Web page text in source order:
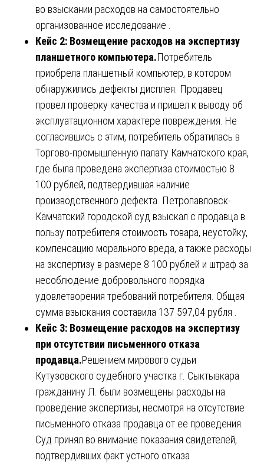
во взыскании расходов на самостоятельно
организованное исследование .
Кейс 2: Возмещение расходов на экспертизу
планшетного компьютера.Потребитель
приобрела планшетный компьютер, в котором
обнаружились дефекты дисплея. Продавец
провел проверку качества и пришел к выводу об
эксплуатационном характере повреждения. Не
согласившись с этим, потребитель обратилась в
Торгово-промышленную палату Камчатского края,
где была проведена экспертиза стоимостью 8
100 рублей, подтвердившая наличие
производственного дефекта. Петропавловск-
Камчатский городской суд взыскал с продавца в
пользу потребителя стоимость товара, неустойку,
компенсацию морального вреда, а также расходы
на экспертизу в размере 8 100 рублей и штраф за
несоблюдение добровольного порядка
удовлетворения требований потребителя. Общая
сумма взыскания составила 137 597,04 рубля .
Кейс 3: Возмещение расходов на экспертизу
при отсутствии письменного отказа
продавца.Решением мирового судьи
Кутузовского судебного участка г. Сыктывкара
гражданину Л. были возмещены расходы на
проведение экспертизы, несмотря на отсутствие
письменного отказа продавца от ее проведения.
Суд принял во внимание показания свидетелей,
подтвердивших факт устного отказа